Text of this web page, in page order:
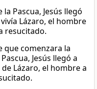
la Pascua, Jesús llegó
Lázaro, el hombre
resucitado.
que comenzara la
Jesús llegó a
de Lázaro, el hombre a